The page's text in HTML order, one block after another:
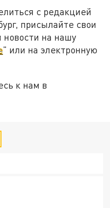
с редакцией
присылайте свои
на нашу
" или на электронную
к нам в